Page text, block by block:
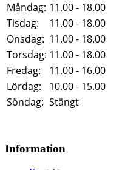
Måndag: 11.00 - 18.00
Tisdag:
11.00 - 18.00
Onsdag: 11.00 - 18.00
Torsdag: 11.00 - 18.00
Fredag:
11.00 - 16.00
Lördag:
10.00 - 15.00
Söndag: Stängt
Information